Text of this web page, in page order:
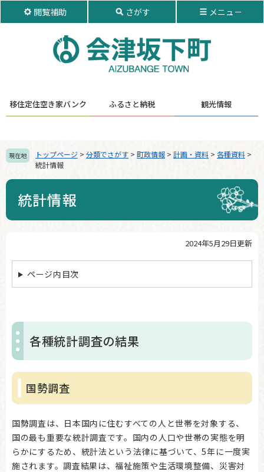
本
閲覧補助 さがす メニュ－
移住定住空き家バンク ふるさと納税 観光情報
現在地 トップページ > 分類でさがす > 町政情報 > 計画・資料 > 各種資料 >
統計情報
統計情報
2024年5月29日更新
ページ内目次
各種統計調査の結果
国勢調査
国勢調査は、日本国内に住むすべての人と世帯を対象する、
国の最も重要な統計調査です。国内の人口や世帯の実態を明
らかにするため、統計法という法律に基づいて、5年に一度実
施されます。調査結果は、福祉施策や生活環境整備、災害対